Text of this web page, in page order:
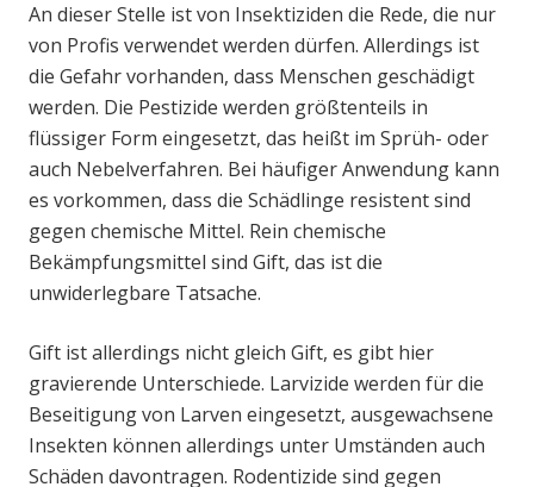
An dieser Stelle ist von Insektiziden die Rede, die nur
von Profis verwendet werden dürfen. Allerdings ist
die Gefahr vorhanden, dass Menschen geschädigt
werden. Die Pestizide werden größtenteils in
flüssiger Form eingesetzt, das heißt im Sprüh- oder
auch Nebelverfahren. Bei häufiger Anwendung kann
es vorkommen, dass die Schädlinge resistent sind
gegen chemische Mittel. Rein chemische
Bekämpfungsmittel sind Gift, das ist die
unwiderlegbare Tatsache.
Gift ist allerdings nicht gleich Gift, es gibt hier
gravierende Unterschiede. Larvizide werden für die
Beseitigung von Larven eingesetzt, ausgewachsene
Insekten können allerdings unter Umständen auch
Schäden davontragen. Rodentizide sind gegen